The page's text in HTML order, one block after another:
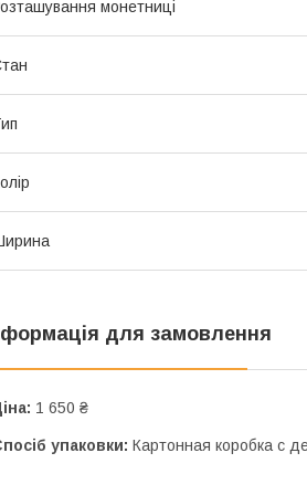
монетниці
для замовлення
1 650 ₴
упаковки: Картонная коробка с